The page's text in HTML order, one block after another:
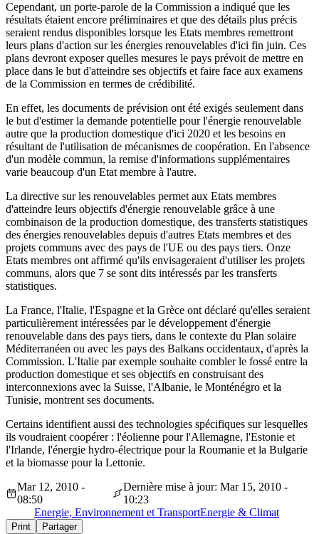
Cependant, un porte-parole de la Commission a indiqué que les
résultats étaient encore préliminaires et que des détails plus précis
seraient rendus disponibles lorsque les Etats membres remettront
leurs plans d'action sur les énergies renouvelables d'ici fin juin. Ces
plans devront exposer quelles mesures le pays prévoit de mettre en
place dans le but d'atteindre ses objectifs et faire face aux examens
de la Commission en termes de crédibilité.
En effet, les documents de prévision ont été exigés seulement dans
le but d'estimer la demande potentielle pour l'énergie renouvelable
autre que la production domestique d'ici 2020 et les besoins en
résultant de l'utilisation de mécanismes de coopération. En l'absence
d'un modèle commun, la remise d'informations supplémentaires
varie beaucoup d'un Etat membre à l'autre.
La directive sur les renouvelables permet aux Etats membres
d'atteindre leurs objectifs d'énergie renouvelable grâce à une
combinaison de la production domestique, des transferts statistiques
des énergies renouvelables depuis d'autres Etats membres et des
projets communs avec des pays de l'UE ou des pays tiers. Onze
Etats membres ont affirmé qu'ils envisageraient d'utiliser les projets
communs, alors que 7 se sont dits intéressés par les transferts
statistiques.
La France, l'Italie, l'Espagne et la Grèce ont déclaré qu'elles seraient
particulièrement intéressées par le développement d'énergie
renouvelable dans des pays tiers, dans le contexte du Plan solaire
Méditerranéen ou avec les pays des Balkans occidentaux, d'après la
Commission. L'Italie par exemple souhaite combler le fossé entre la
production domestique et ses objectifs en construisant des
interconnexions avec la Suisse, l'Albanie, le Monténégro et la
Tunisie, montrent ses documents.
Certains identifient aussi des technologies spécifiques sur lesquelles
ils voudraient coopérer : l'éolienne pour l'Allemagne, l'Estonie et
l'Irlande, l'énergie hydro-électrique pour la Roumanie et la Bulgarie
et la biomasse pour la Lettonie.
Mar 12, 2010 -
08:50
Dernière mise à jour: Mar 15, 2010 -
10:23
Energie, Environnement et TransportEnergie & Climat
Print Partager